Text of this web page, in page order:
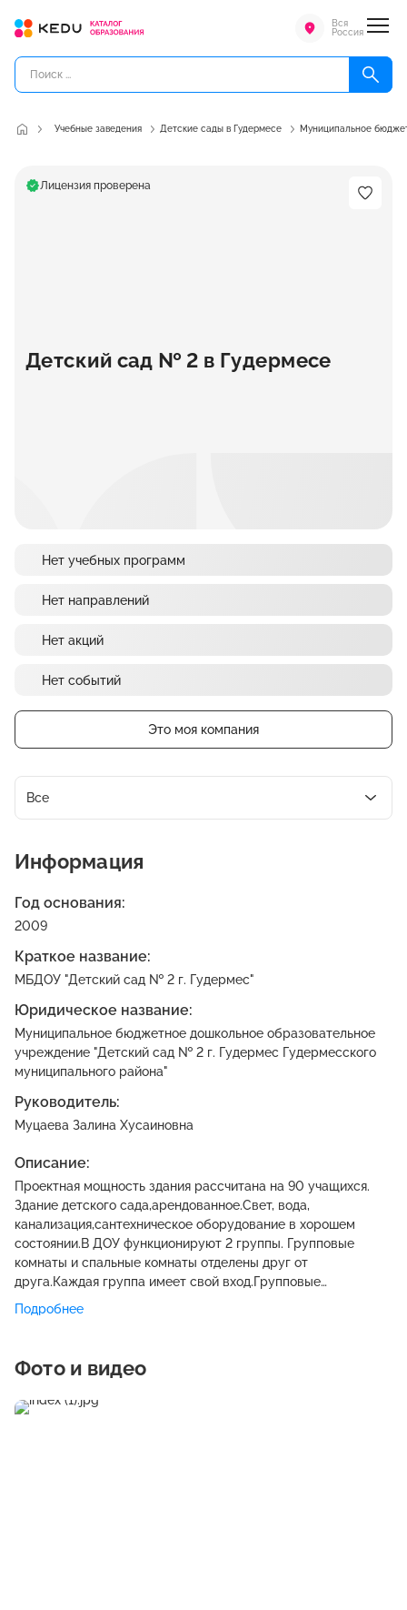
Вся
Россия
Учебные заведения Детские сады в Гудермесе Муниципальное
Лицензия проверена
Детский сад № 2 в Гудермесе
Нет учебных программ
Нет направлений
Нет акций
Нет событий
Это моя компания
Все
Информация
Год основания:
2009
Краткое название:
МБДОУ "Детский сад № 2 г. Гудермес"
Юридическое название:
Муниципальное бюджетное дошкольное образовательное
учреждение "Детский сад № 2 г. Гудермес Гудермесского
муниципального района"
Руководитель:
Муцаева Залина Хусаиновна
Описание:
Проектная мощность здания рассчитана на 90 учащихся.
Здание детского сада,арендованное.Свет, вода,
канализация,сантехническое оборудование в хорошем
состоянии.В ДОУ функционируют 2 группы. Групповые
комнаты и спальные комнаты отделены друг от
друга.Каждая группа имеет свой вход.Групповые
помещения обеспечены мебелью и игровым оборудованием
в достаточном количестве.Развивающая среда детского
возрастным особенностям.
Подробнее
Фото и видео